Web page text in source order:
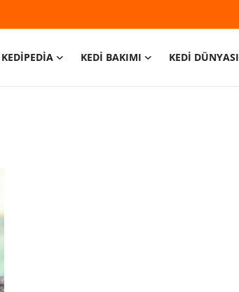
KEDİPEDİA KEDİ BAKIMI KEDİ DÜNYASI